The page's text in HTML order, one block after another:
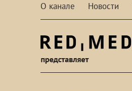
О канале Новости